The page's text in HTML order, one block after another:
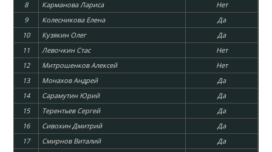
8
Карманова Лариса
Нет
9
Колесникова Елена
Да
10
Кузякин Олег
Да
11
Левочкин Стас
Нет
12
Митрошенков Алексей
Нет
13
Монахов Андрей
Да
14
Сарамутин Юрий
Да
15
Терентьев Сергей
Да
16
Сивохин Дмитрий
Да
17
Смирнов Виталий
Да